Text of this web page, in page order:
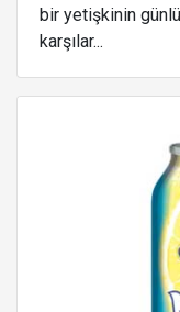
bir yetişkinin
karşılar...